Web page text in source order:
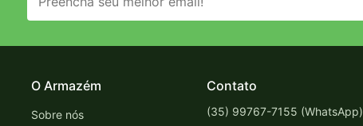
O Armazém
Sobre nós
Contato
(35) 99767-7155 (WhatsApp)